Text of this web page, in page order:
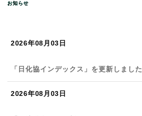
お知らせ
2026年08月03日
「日化協インデックス」を更新しました
2026年08月03日